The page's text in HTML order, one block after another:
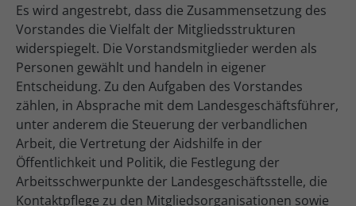
Es wird angestrebt, dass die Zusammensetzung des
Vorstandes die Vielfalt der Mitgliedsstrukturen
widerspiegelt. Die Vorstandsmitglieder werden als
Personen gewählt und handeln in eigener
Entscheidung. Zu den Aufgaben des Vorstandes
zählen, in Absprache mit dem Landesgeschäftsführer,
unter anderem die Steuerung der verbandlichen
Arbeit, die Vertretung der Aidshilfe in der
Öffentlichkeit und Politik, die Festlegung der
Arbeitsschwerpunkte der Landesgeschäftsstelle, die
Kontaktpflege zu den Mitgliedsorganisationen sowie